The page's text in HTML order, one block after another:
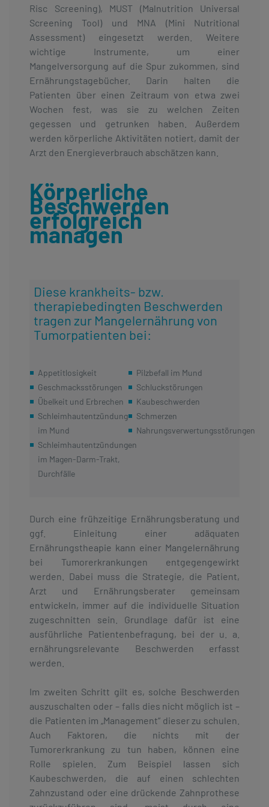
Risc Screening), MUST (Malnutrition Universal
Screening Tool) und MNA (Mini Nutritional
Assessment) eingesetzt werden. Weitere
wichtige Instrumente, um einer
Mangelversorgung auf die Spur zukommen, sind
Ernährungstagebücher. Darin halten die
Patienten über einen Zeitraum von etwa zwei
Wochen fest, was sie zu welchen Zeiten
gegessen und getrunken haben. Außerdem
werden körperliche Aktivitäten notiert, damit der
Arzt den Energieverbrauch abschätzen kann.
Körperliche
Beschwerden
erfolgreich
managen
Diese krankheits- bzw.
therapiebedingten Beschwerden
tragen zur Mangelernährung von
Tumorpatienten bei:
Appetitlosigkeit
Geschmacksstörungen
Übelkeit und Erbrechen
Schleimhautentzündung
im Mund
Schleimhautentzündungen
im Magen-Darm-Trakt,
Durchfälle
Pilzbefall im Mund
Schluckstörungen
Kaubeschwerden
Schmerzen
Nahrungsverwertungsstörungen
Durch eine frühzeitige Ernährungsberatung und
ggf. Einleitung einer adäquaten
Ernährungstheapie kann einer Mangelernährung
bei Tumorerkrankungen entgegengewirkt
werden. Dabei muss die Strategie, die Patient,
Arzt und Ernährungsberater gemeinsam
entwickeln, immer auf die individuelle Situation
zugeschnitten sein. Grundlage dafür ist eine
ausführliche Patientenbefragung, bei der u. a.
ernährungsrelevante Beschwerden erfasst
werden.
Im zweiten Schritt gilt es, solche Beschwerden
auszuschalten oder – falls dies nicht möglich ist –
die Patienten im „Management“ dieser zu schulen.
Auch Faktoren, die nichts mit der
Tumorerkrankung zu tun haben, können eine
Rolle spielen. Zum Beispiel lassen sich
Kaubeschwerden, die auf einen schlechten
Zahnzustand oder eine drückende Zahnprothese